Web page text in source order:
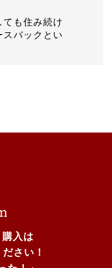
ても住み続け
スバックとい
入は
さい！